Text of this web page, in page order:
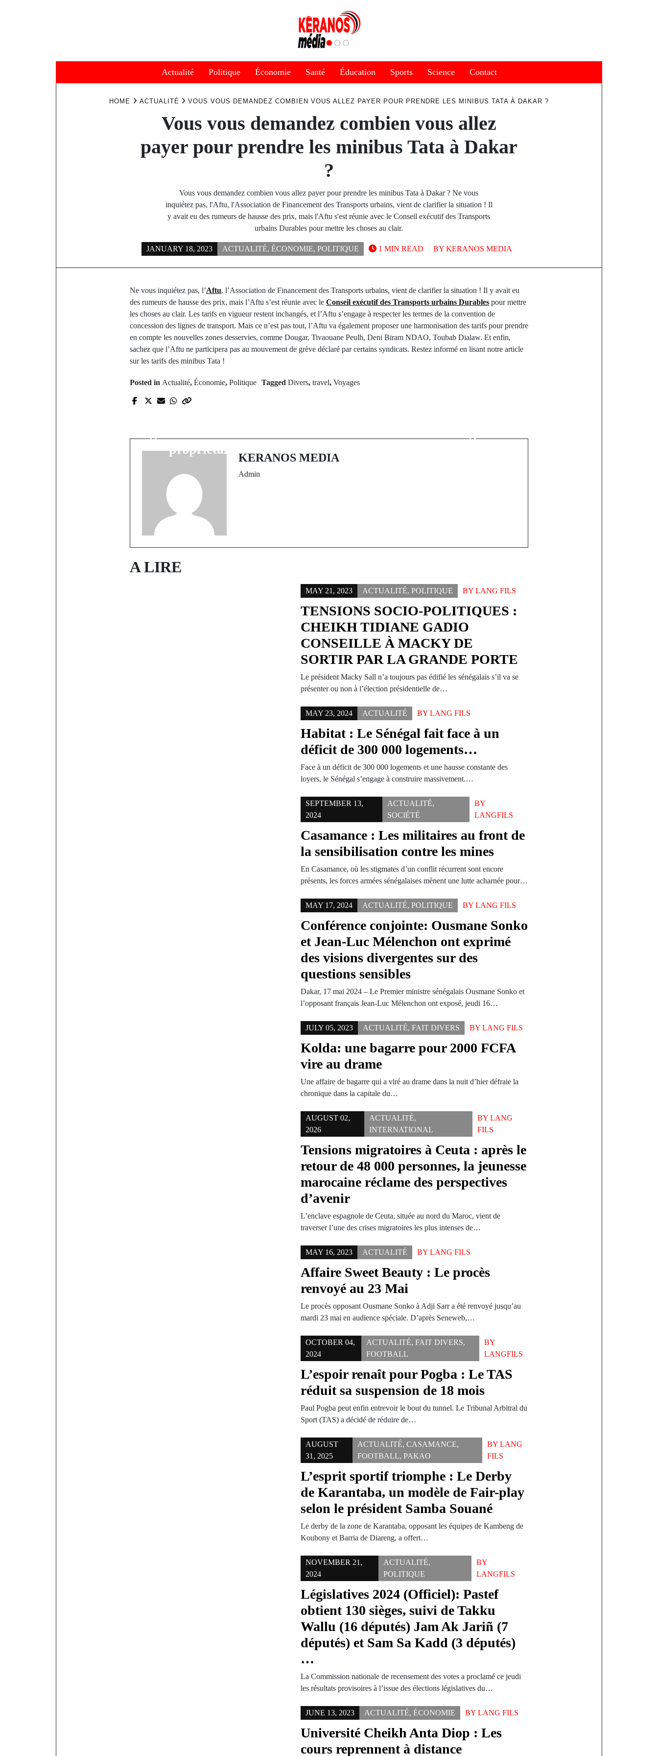
Actualité Politique Économie Santé Éducation Sports Science Contact
HOME ACTUALITÉ VOUS VOUS DEMANDEZ COMBIEN VOUS ALLEZ PAYER POUR PRENDRE LES MINIBUS TATA À DAKAR ?
Vous vous demandez combien vous allez
payer pour prendre les minibus Tata à Dakar
?
Vous vous demandez combien vous allez payer pour prendre les minibus Tata à Dakar ? Ne vous
inquiétez pas, l'Aftu, l'Association de Financement des Transports urbains, vient de clarifier la situation ! Il
y avait eu des rumeurs de hausse des prix, mais l'Aftu s'est réunie avec le Conseil exécutif des Transports
urbains Durables pour mettre les choses au clair.
JANUARY 18, 2023 ACTUALITÉ, ÉCONOMIE, POLITIQUE BY KERANOS MEDIA
1 MIN READ
Ne vous inquiétez pas, l’Aftu, l’Association de Financement des Transports urbains, vient de clarifier la situation ! Il y avait eu
des rumeurs de hausse des prix, mais l’Aftu s’est réunie avec le Conseil exécutif des Transports urbains Durables pour mettre
les choses au clair. Les tarifs en vigueur restent inchangés, et l’Aftu s’engage à respecter les termes de la convention de
concession des lignes de transport. Mais ce n’est pas tout, l’Aftu va également proposer une harmonisation des tarifs pour prendre
en compte les nouvelles zones desservies, comme Dougar, Tivaouane Peulh, Deni Biram NDAO, Toubab Dialaw. Et enfin,
sachez que l’Aftu ne participera pas au mouvement de grève déclaré par certains syndicats. Restez informé en lisant notre article
sur les tarifs des minibus Tata !
Posted in Actualité, Économie, Politique Tagged Divers, travel, Voyages
propriétaire de l’âne
KERANOS MEDIA
Admin
A LIRE
MAY 21, 2023 ACTUALITÉ,POLITIQUE BYLANG FILS
TENSIONS SOCIO-POLITIQUES :
CHEIKH TIDIANE GADIO
CONSEILLE À MACKY DE
SORTIR PAR LA GRANDE PORTE
Le président Macky Sall n’a toujours pas édifié les sénégalais s’il va se
présenter ou non à l’élection présidentielle de…
MAY 23, 2024 ACTUALITÉ BYLANG FILS
Habitat : Le Sénégal fait face à un
déficit de 300 000 logements…
Face à un déficit de 300 000 logements et une hausse constante des
loyers, le Sénégal s’engage à construire massivement.…
SEPTEMBER 13,
2024
ACTUALITÉ,
SOCIÉTÉ
BY
LANGFILS
Casamance : Les militaires au front de
la sensibilisation contre les mines
En Casamance, où les stigmates d’un conflit récurrent sont encore
présents, les forces armées sénégalaises mènent une lutte acharnée pour…
MAY 17, 2024 ACTUALITÉ,POLITIQUE BYLANG FILS
Conférence conjointe: Ousmane Sonko
et Jean-Luc Mélenchon ont exprimé
des visions divergentes sur des
questions sensibles
Dakar, 17 mai 2024 – Le Premier ministre sénégalais Ousmane Sonko et
l’opposant français Jean-Luc Mélenchon ont exposé, jeudi 16…
JULY 05, 2023 ACTUALITÉ,FAIT DIVERS BYLANG FILS
Kolda: une bagarre pour 2000 FCFA
vire au drame
Une affaire de bagarre qui a viré au drame dans la nuit d’hier défraie la
chronique dans la capitale du…
AUGUST 02,
2026
ACTUALITÉ,
INTERNATIONAL
BY LANG
FILS
Tensions migratoires à Ceuta : après le
retour de 48 000 personnes, la jeunesse
marocaine réclame des perspectives
d’avenir
L’enclave espagnole de Ceuta, située au nord du Maroc, vient de
traverser l’une des crises migratoires les plus intenses de…
MAY 16, 2023 ACTUALITÉ BYLANG FILS
Affaire Sweet Beauty : Le procès
renvoyé au 23 Mai
Le procès opposant Ousmane Sonko à Adji Sarr a été renvoyé jusqu’au
mardi 23 mai en audience spéciale. D’après Seneweb,…
OCTOBER 04,
2024
ACTUALITÉ,FAIT DIVERS,
FOOTBALL
BY
LANGFILS
L’espoir renaît pour Pogba : Le TAS
réduit sa suspension de 18 mois
Paul Pogba peut enfin entrevoir le bout du tunnel. Le Tribunal Arbitral du
Sport (TAS) a décidé de réduire de…
AUGUST
31, 2025
ACTUALITÉ,CASAMANCE,
FOOTBALL,PAKAO
BYLANG
FILS
L’esprit sportif triomphe : Le Derby
de Karantaba, un modèle de Fair-play
selon le président Samba Souané
Le derby de la zone de Karantaba, opposant les équipes de Kambeng de
Koubony et Barria de Diareng, a offert…
NOVEMBER 21,
2024
ACTUALITÉ,
POLITIQUE
BY
LANGFILS
Législatives 2024 (Officiel): Pastef
obtient 130 sièges, suivi de Takku
Wallu (16 députés) Jam Ak Jariñ (7
députés) et Sam Sa Kadd (3 députés)
…
La Commission nationale de recensement des votes a proclamé ce jeudi
les résultats provisoires à l’issue des élections législatives du…
JUNE 13, 2023 ACTUALITÉ,ÉCONOMIE BYLANG FILS
Université Cheikh Anta Diop : Les
cours reprennent à distance